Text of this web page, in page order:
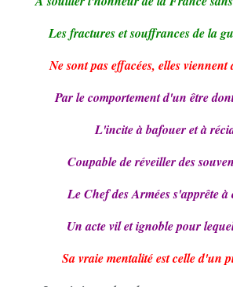
Les fractures et souffrances de la
Ne sont pas effacées, elles viennent
Par le comportement d'un être
L'incite à bafouer et à
Coupable de réveiller des
Le Chef des Armées s'apprête à
Un acte vil et ignoble pour
Sa vraie mentalité est celle d'un